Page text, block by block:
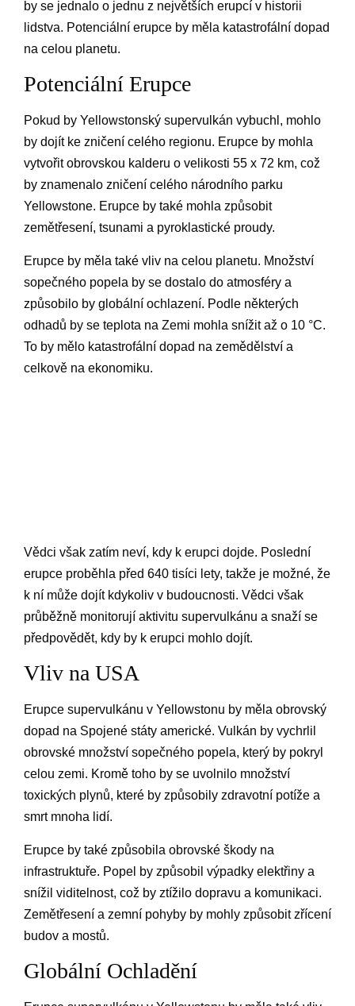
by se jednalo o jednu z největších erupcí v historii
lidstva. Potenciální erupce by měla katastrofální dopad
na celou planetu.
Potenciální Erupce
Pokud by Yellowstonský supervulkán vybuchl, mohlo
by dojít ke zničení celého regionu. Erupce by mohla
vytvořit obrovskou kalderu o velikosti 55 x 72 km, což
by znamenalo zničení celého národního parku
Yellowstone. Erupce by také mohla způsobit
zemětřesení, tsunami a pyroklastické proudy.
Erupce by měla také vliv na celou planetu. Množství
sopečného popela by se dostalo do atmosféry a
způsobilo by globální ochlazení. Podle některých
odhadů by se teplota na Zemi mohla snížit až o 10 °C.
To by mělo katastrofální dopad na zemědělství a
celkově na ekonomiku.
Vědci však zatím neví, kdy k erupci dojde. Poslední
erupce proběhla před 640 tisíci lety, takže je možné, že
k ní může dojít kdykoliv v budoucnosti. Vědci však
průběžně monitorují aktivitu supervulkánu a snaží se
předpovědět, kdy by k erupci mohlo dojít.
Vliv na USA
Erupce supervulkánu v Yellowstonu by měla obrovský
dopad na Spojené státy americké. Vulkán by vychrlil
obrovské množství sopečného popela, který by pokryl
celou zemi. Kromě toho by se uvolnilo množství
toxických plynů, které by způsobily zdravotní potíže a
smrt mnoha lidí.
Erupce by také způsobila obrovské škody na
infrastruktuře. Popel by způsobil výpadky elektřiny a
snížil viditelnost, což by ztížilo dopravu a komunikaci.
Zemětřesení a zemní pohyby by mohly způsobit zřícení
budov a mostů.
Globální Ochladění